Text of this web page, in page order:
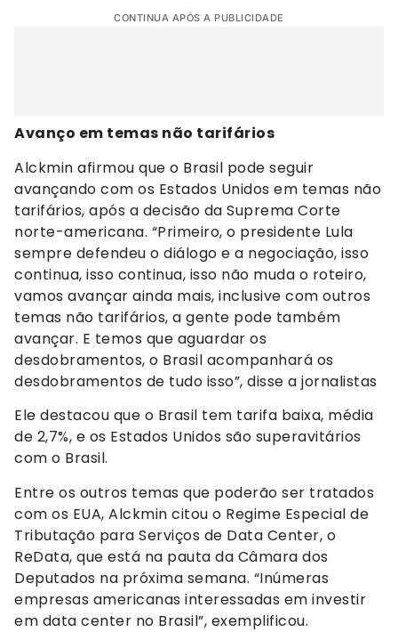
CONTINUA APÓS A PUBLICIDADE
Avanço em temas não tarifários
Alckmin afirmou que o Brasil pode seguir
avançando com os Estados Unidos em temas não
tarifários, após a decisão da Suprema Corte
norte-americana. “Primeiro, o presidente Lula
sempre defendeu o diálogo e a negociação, isso
continua, isso continua, isso não muda o roteiro,
vamos avançar ainda mais, inclusive com outros
temas não tarifários, a gente pode também
avançar. E temos que aguardar os
desdobramentos, o Brasil acompanhará os
desdobramentos de tudo isso”, disse a jornalistas
Ele destacou que o Brasil tem tarifa baixa, média
de 2,7%, e os Estados Unidos são superavitários
com o Brasil.
Entre os outros temas que poderão ser tratados
com os EUA, Alckmin citou o Regime Especial de
Tributação para Serviços de Data Center, o
ReData, que está na pauta da Câmara dos
Deputados na próxima semana. “Inúmeras
empresas americanas interessadas em investir
em data center no Brasil”, exemplificou.